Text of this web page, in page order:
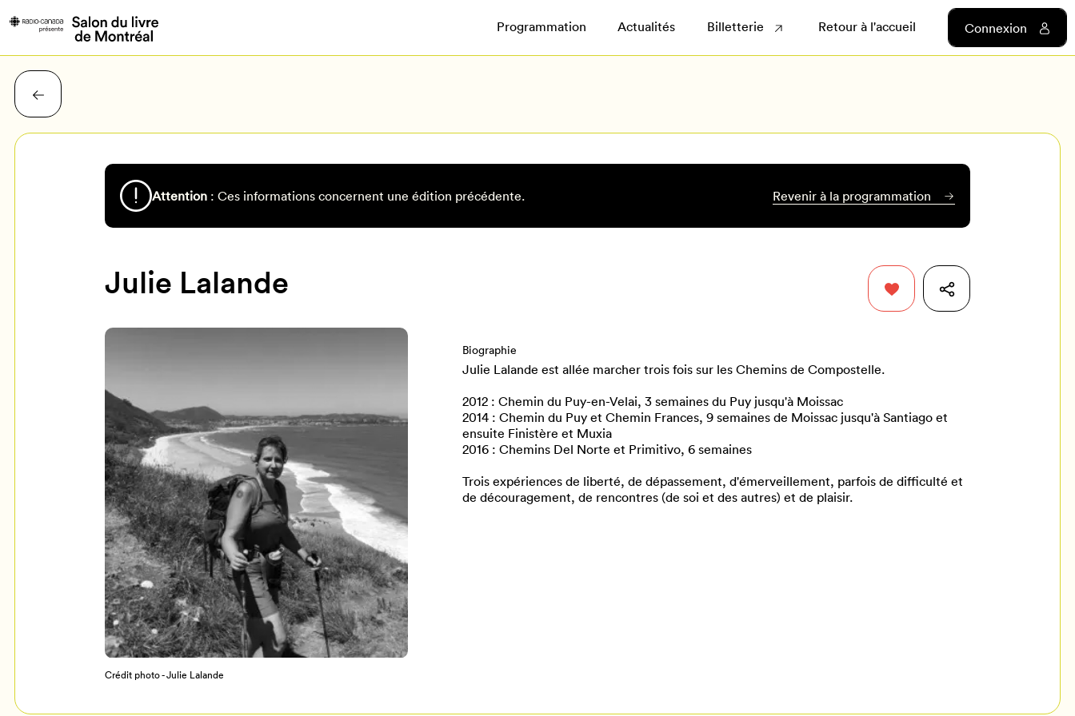
Programmation Actualités Billetterie Retour à l'accueil Connexion
Programmation
Attention : Ces informations concernent une édition précédente. Revenir à la programmation
Julie Lalande
Crédit photo - Julie Lalande
Biographie
Julie Lalande est allée marcher trois fois sur les Chemins de Compostelle.
2012 : Chemin du Puy-en-Velai, 3 semaines du Puy jusqu'à Moissac
2014 : Chemin du Puy et Chemin Frances, 9 semaines de Moissac jusqu'à Santiago et
ensuite Finistère et Muxia
2016 : Chemins Del Norte et Primitivo, 6 semaines
Trois expériences de liberté, de dépassement, d'émerveillement, parfois de difficulté et
de découragement, de rencontres (de soi et des autres) et de plaisir.
Pour enregistrer vos favoris,
connectez-vous ou créez votre profil